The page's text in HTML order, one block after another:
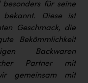
für seine
bekannt. Diese ist
Geschmack, die
Bekömmlichkeit
Backwaren
Partner mit
gemeinsam mit